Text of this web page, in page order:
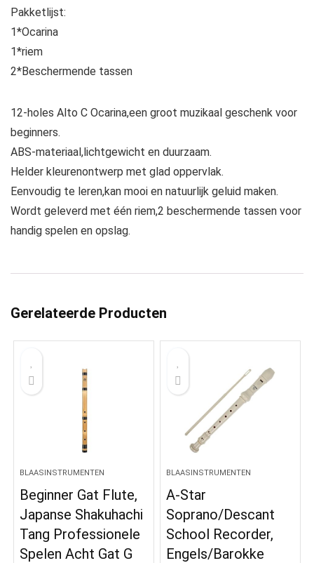
Pakketlijst:
1*Ocarina
1*riem
2*Beschermende tassen
12-holes Alto C Ocarina,een groot muzikaal geschenk voor
beginners.
ABS-materiaal,lichtgewicht en duurzaam.
Helder kleurenontwerp met glad oppervlak.
Eenvoudig te leren,kan mooi en natuurlijk geluid maken.
Wordt geleverd met één riem,2 beschermende tassen voor
handig spelen en opslag.
Gerelateerde Producten
BLAASINSTRUMENTEN
Beginner Gat Flute,
Japanse Shakuhachi
Tang Professionele
Spelen Acht Gat G
BLAASINSTRUMENTEN
A-Star
Soprano/Descant
School Recorder,
Engels/Barokke